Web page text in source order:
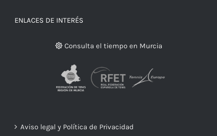
ENLACES DE INTERÉS
Consulta el tiempo en Murcia
Aviso legal y Política de Privacidad